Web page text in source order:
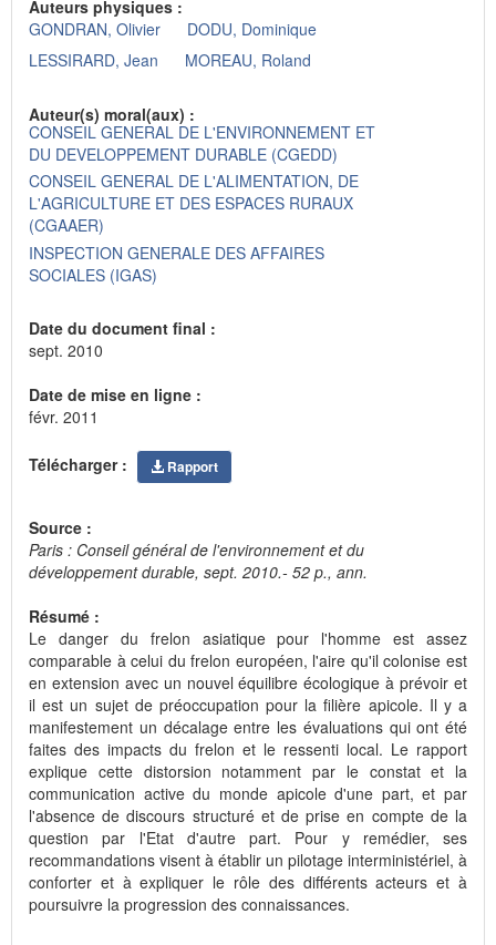
Auteurs physiques :
GONDRAN, Olivier
DODU, Dominique
LESSIRARD, Jean
MOREAU, Roland
Auteur(s) moral(aux) :
CONSEIL GENERAL DE L'ENVIRONNEMENT ET
DU DEVELOPPEMENT DURABLE (CGEDD)
CONSEIL GENERAL DE L'ALIMENTATION, DE
L'AGRICULTURE ET DES ESPACES RURAUX
(CGAAER)
INSPECTION GENERALE DES AFFAIRES
SOCIALES (IGAS)
Date du document final :
sept. 2010
Date de mise en ligne :
févr. 2011
Télécharger : Rapport
Source :
Paris : Conseil général de l'environnement et du
développement durable, sept. 2010.- 52 p., ann.
Résumé :
Le danger du frelon asiatique pour l'homme est assez
comparable à celui du frelon européen, l'aire qu'il colonise est
en extension avec un nouvel équilibre écologique à prévoir et
il est un sujet de préoccupation pour la filière apicole. Il y a
manifestement un décalage entre les évaluations qui ont été
faites des impacts du frelon et le ressenti local. Le rapport
explique cette distorsion notamment par le constat et la
communication active du monde apicole d'une part, et par
l'absence de discours structuré et de prise en compte de la
question par l'Etat d'autre part. Pour y remédier, ses
recommandations visent à établir un pilotage interministériel, à
conforter et à expliquer le rôle des différents acteurs et à
poursuivre la progression des connaissances.